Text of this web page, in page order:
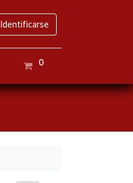
Identificarse
0